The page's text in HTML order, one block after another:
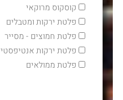
קוסקוס מרוקאי
פלטת ירקות ומטבלים
פלטת חמוצים - מסייר
פלטת ירקות אנטיפסטי
פלטת ממולאים